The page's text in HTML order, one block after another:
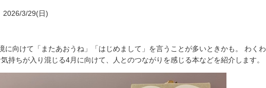
3/29(日)
に向けて「またあおうね」「はじめまして」を言うことが多いときかも。 わくわ
持ちが入り混じる4月に向けて、人とのつながりを感じる本などを紹介します。